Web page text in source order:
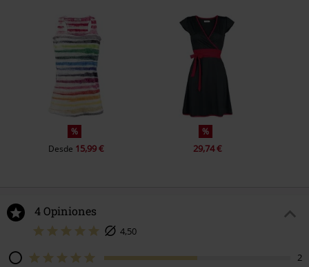
%
Desde 15,99 €
%
29,74 €
4 Opiniones
4,50
2